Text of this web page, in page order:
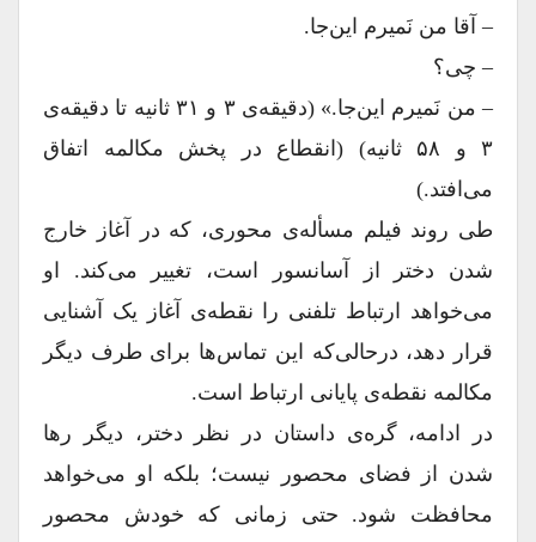
– آقا من نَمیرم این‌جا.
– چی؟
– من نَمیرم این‌جا.» (دقیقه‌ی ۳ و ۳۱ ثانیه تا دقیقه‌ی
۳ و ۵۸ ثانیه) (انقطاع در پخش مکالمه اتفاق
می‌افتد.)
طی روند فیلم مسأله‌ی محوری، که در آغاز خارج
شدن دختر از آسانسور است، تغییر می‌کند. او
می‌خواهد ارتباط تلفنی را نقطه‌ی آغاز یک آشنایی
قرار دهد، درحالی‌که این تماس‌ها برای طرف دیگر
مکالمه نقطه‌ی پایانی ارتباط است.
در ادامه، گره‌ی داستان در نظر دختر، دیگر رها
شدن از فضای محصور نیست؛ بلکه او می‌خواهد
محافظت شود. حتی زمانی که خودش محصور